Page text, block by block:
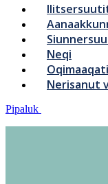
Menu
Neqi
Nerisanut
Pipaluk